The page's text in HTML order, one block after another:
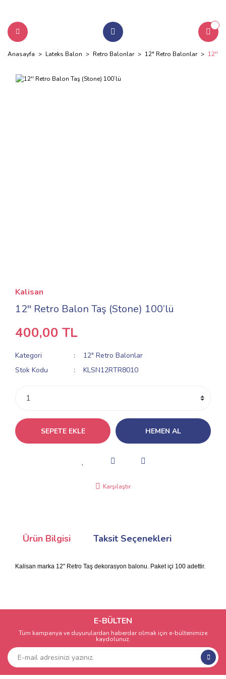
Anasayfa Lateks Balon Retro Balonlar 12" Retro Balonlar 12''
Kalisan
12'' Retro Balon Taş (Stone) 100’lü
400,00 TL
Kategori
12" Retro Balonlar
Stok Kodu
KLSN12RTR8010
SEPETE EKLE HEMEN AL
Karşılaştır
Ürün Bilgisi Taksit Seçenekleri
Kalisan marka 12" Retro Taş dekorasyon balonu. Paket içi 100 adettir.
E-BÜLTEN
Tüm kampanya ve duyurulardan haberdar olmak için e-bültenimize
kaydolunuz.